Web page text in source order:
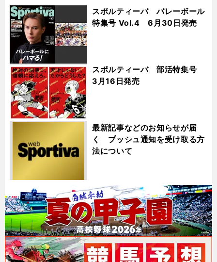
スポルティーバ バレーボール
特集号 Vol.4 6月30日発売
スポルティーバ 部活特集号
3月16日発売
最新記事などのお知らせが届
く プッシュ通知を受け取る方
法について